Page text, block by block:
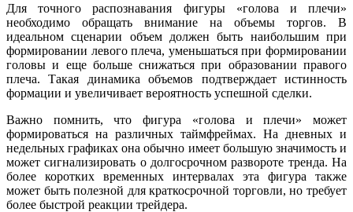
Для точного распознавания фигуры «голова и плечи»
необходимо обращать внимание на объемы торгов. В
идеальном сценарии объем должен быть наибольшим при
формировании левого плеча, уменьшаться при формировании
головы и еще больше снижаться при образовании правого
плеча. Такая динамика объемов подтверждает истинность
формации и увеличивает вероятность успешной сделки.
Важно помнить, что фигура «голова и плечи» может
формироваться на различных таймфреймах. На дневных и
недельных графиках она обычно имеет большую значимость и
может сигнализировать о долгосрочном развороте тренда. На
более коротких временных интервалах эта фигура также
может быть полезной для краткосрочной торговли, но требует
более быстрой реакции трейдера.